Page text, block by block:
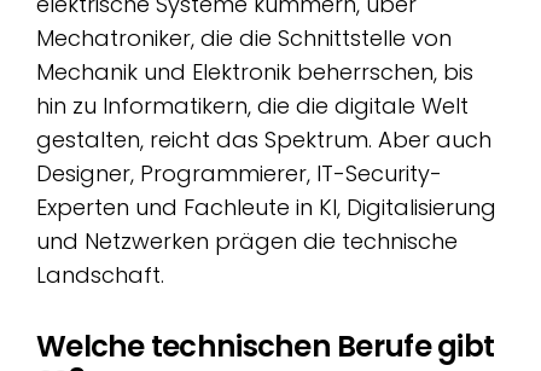
Mechatroniker, die die Schnittstelle von
Mechanik und Elektronik beherrschen, bis
hin zu Informatikern, die die digitale Welt
gestalten, reicht das Spektrum. Aber auch
Designer, Programmierer, IT-Security-
Experten und Fachleute in KI, Digitalisierung
und Netzwerken prägen die technische
Landschaft.
Welche technischen Berufe gibt